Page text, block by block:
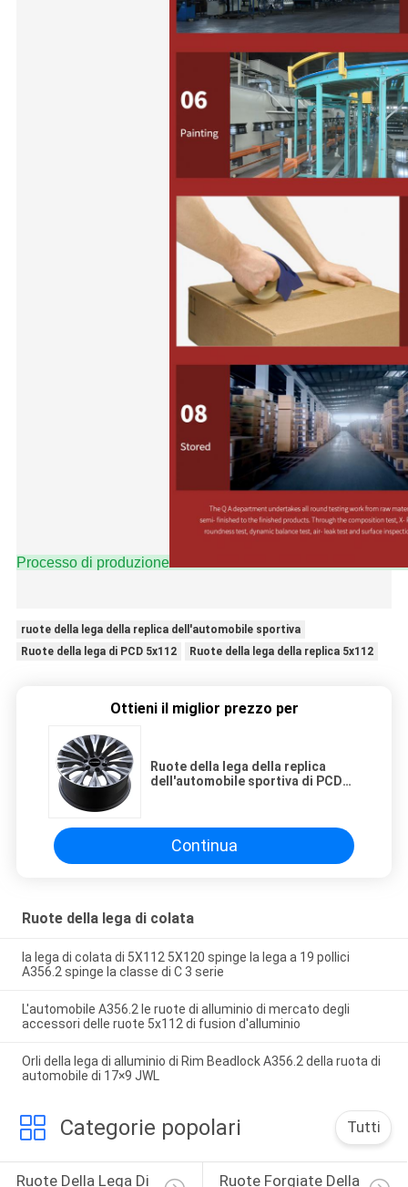
Processo di produzione
ruote della lega della replica dell'automobile sportiva
Ruote della lega di PCD 5x112
Ruote della lega della replica 5x112
Ottieni il miglior prezzo per
Ruote della lega della replica
dell'automobile sportiva di PCD
Continua
Ruote della lega di colata
la lega di colata di 5X112 5X120 spinge la lega a 19 pollici
A356.2 spinge la classe di C 3 serie
L'automobile A356.2 le ruote di alluminio di mercato degli
accessori delle ruote 5x112 di fusion d'alluminio
Orli della lega di alluminio di Rim Beadlock A356.2 della ruota di
automobile di 17×9 JWL
Categorie popolari Tutti
Ruote Della Lega Di Ruote Forgiate Della